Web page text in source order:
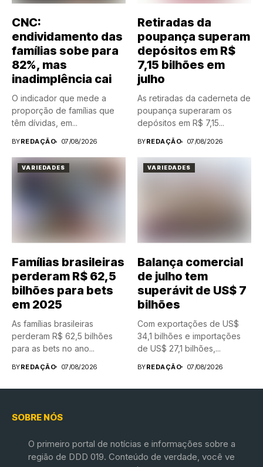
CNC:
endividamento das
famílias sobe para
82%, mas
inadimplência cai
O indicador que mede a
proporção de famílias que
têm dívidas, em...
BYREDAÇÃO 07/08/2026
Retiradas da
poupança superam
depósitos em R$
7,15 bilhões em
julho
As retiradas da caderneta de
poupança superaram os
depósitos em R$ 7,15...
BYREDAÇÃO 07/08/2026
VARIEDADES
Famílias brasileiras
perderam R$ 62,5
bilhões para bets
em 2025
As famílias brasileiras
perderam R$ 62,5 bilhões
para as bets no ano...
BYREDAÇÃO 07/08/2026
VARIEDADES
Balança comercial
de julho tem
superávit de US$ 7
bilhões
Com exportações de US$
34,1 bilhões e importações
de US$ 27,1 bilhões,...
BYREDAÇÃO 07/08/2026
SOBRE NÓS
O primeiro portal de notícias e informações sobre a
região de DDD 019. Conteúdo de verdade, você ve